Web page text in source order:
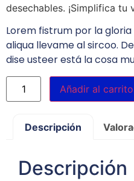
desechables. ¡Simplifica tu
Lorem fistrum por la
aliqua llevame al sircoo.
dise usteer está la cosa
Añadir al carrito
Descripción
Descripción